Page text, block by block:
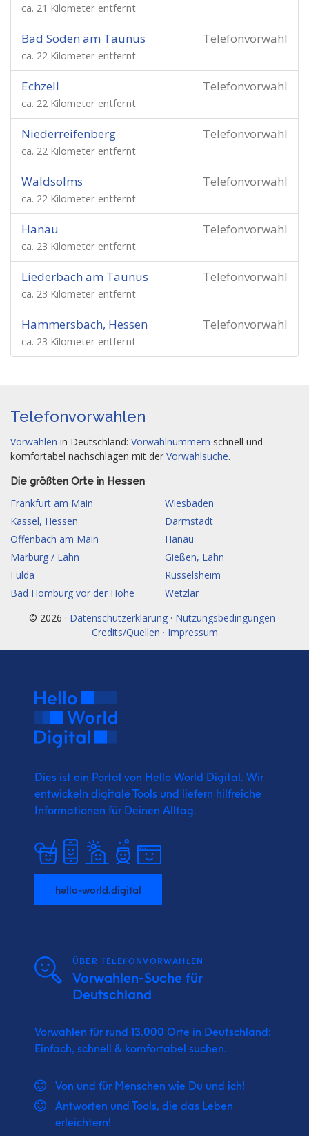
ca. 21 Kilometer entfernt
Telefonvorwahl
Bad Soden am Taunus
ca. 22 Kilometer entfernt
Telefonvorwahl
Echzell
ca. 22 Kilometer entfernt
Telefonvorwahl
Niederreifenberg
ca. 22 Kilometer entfernt
Telefonvorwahl
Waldsolms
ca. 22 Kilometer entfernt
Telefonvorwahl
Hanau
ca. 23 Kilometer entfernt
Telefonvorwahl
Liederbach am Taunus
ca. 23 Kilometer entfernt
Telefonvorwahl
Hammersbach, Hessen
ca. 23 Kilometer entfernt
Telefonvorwahlen
Vorwahlen in Deutschland: Vorwahlnummern schnell und
komfortabel nachschlagen mit der Vorwahlsuche.
Die größten Orte in Hessen
Frankfurt am Main
Wiesbaden
Kassel, Hessen
Darmstadt
Offenbach am Main
Hanau
Marburg / Lahn
Gießen, Lahn
Fulda
Rüsselsheim
Bad Homburg vor der Höhe
Wetzlar
© 2026 · Datenschutzerklärung · Nutzungsbedingungen ·
Credits/Quellen · Impressum
Dies ist ein Portal von Hello World Digital. Wir
entwickeln digitale Tools und liefern hilfreiche
Informationen für Deinen Alltag.
hello-world.digital
ÜBER TELEFONVORWAHLEN
Vorwahlen-Suche für
Deutschland
Vorwahlen für rund 13.000 Orte in Deutschland:
Einfach, schnell & komfortabel suchen.
Von und für Menschen wie Du und ich!
Antworten und Tools, die das Leben
erleichtern!